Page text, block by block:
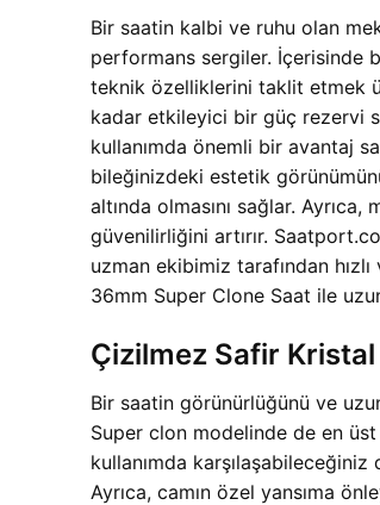
Bir saatin kalbi ve ruhu olan
performans sergiler. İçerisinde
teknik özelliklerini taklit etmek
kadar etkileyici bir güç rezervi
kullanımda önemli bir avantaj
bileğinizdeki estetik
altında olmasını sağlar.
güvenilirliğini artırır.
uzman ekibimiz tarafından
36mm Super Clone Saat ile
Çizilmez Safir
Bir saatin görünürlüğünü ve
Super clon modelinde de en
kullanımda
Ayrıca, camın özel yansıma